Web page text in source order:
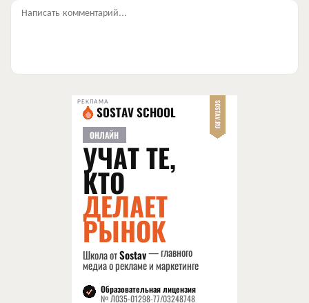
Написать комментарий...
РЕКЛАМА